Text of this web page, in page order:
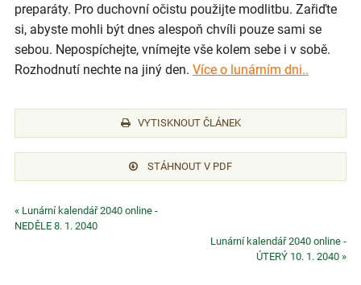
preparáty. Pro duchovní očistu použijte modlitbu. Zařiďte
si, abyste mohli být dnes alespoň chvíli pouze sami se
sebou. Nepospíchejte, vnímejte vše kolem sebe i v sobě.
Rozhodnutí nechte na jiný den. Více o lunárním dni..
VYTISKNOUT ČLÁNEK
STÁHNOUT V PDF
« Lunární kalendář 2040 online -
NEDĚLE 8. 1. 2040
Lunární kalendář 2040 online -
ÚTERÝ 10. 1. 2040 »